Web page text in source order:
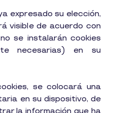
expresado su elección,
visible de acuerdo con
se instalarán cookies
necesarias) en su
se colocará una
en su dispositivo, de